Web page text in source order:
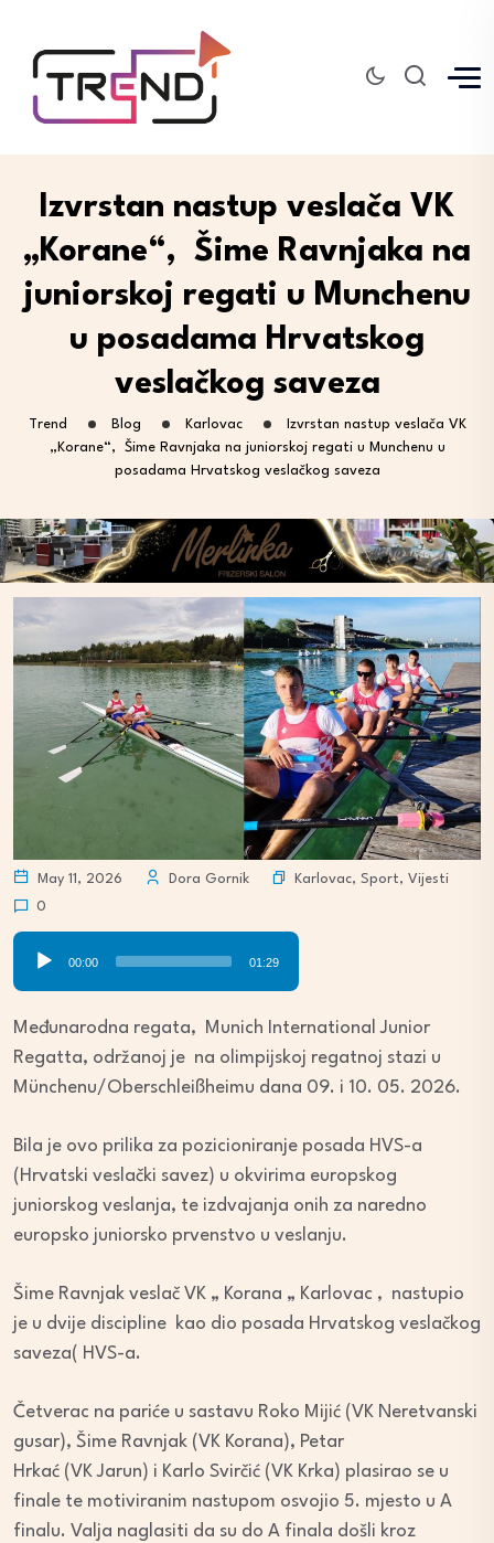
Izvrstan nastup veslača VK
„Korane“, Šime Ravnjaka na
juniorskoj regati u Munchenu
u posadama Hrvatskog
veslačkog saveza
Trend Blog Karlovac
Izvrstan nastup veslača VK
„Korane“, Šime Ravnjaka na juniorskoj regati u Munchenu u
posadama Hrvatskog veslačkog saveza
May 11, 2026 Dora Gornik Karlovac, Sport, Vijesti
0
00:00 01:29
Međunarodna regata, Munich International Junior
Regatta, održanoj je na olimpijskoj regatnoj stazi u
Münchenu/Oberschleißheimu dana 09. i 10. 05. 2026.
Bila je ovo prilika za pozicioniranje posada HVS-a
(Hrvatski veslački savez) u okvirima europskog
juniorskog veslanja, te izdvajanja onih za naredno
europsko juniorsko prvenstvo u veslanju.
Šime Ravnjak veslač VK „ Korana „ Karlovac , nastupio
je u dvije discipline kao dio posada Hrvatskog veslačkog
saveza( HVS-a.
Četverac na pariće u sastavu Roko Mijić (VK Neretvanski
gusar), Šime Ravnjak (VK Korana), Petar
Hrkać (VK Jarun) i Karlo Svirčić (VK Krka) plasirao se u
finale te motiviranim nastupom osvojio 5. mjesto u A
finalu. Valja naglasiti da su do A finala došli kroz